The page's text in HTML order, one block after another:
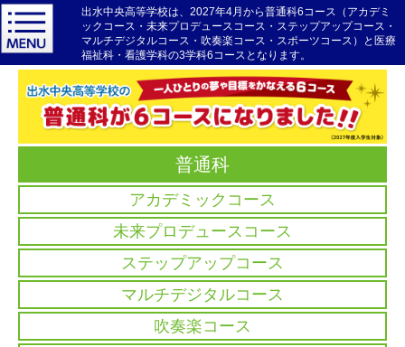
出水中央高等学校は、2027年4月から普通科6コース（アカデミ
ックコース・未来プロデュースコース・ステップアップコース・
マルチデジタルコース・吹奏楽コース・スポーツコース）と医療
福祉科・看護学科の3学科6コースとなります。
普通科
アカデミックコース
未来プロデュースコース
ステップアップコース
マルチデジタルコース
吹奏楽コース